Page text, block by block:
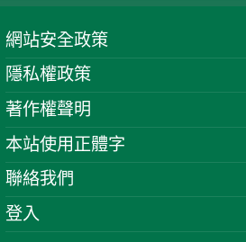
網站安全政策
隱私權政策
著作權聲明
本站使用正體字
聯絡我們
登入